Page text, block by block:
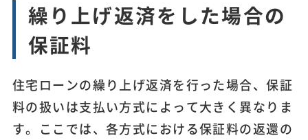
繰り上げ返済をした場合の
保証料
住宅ローンの繰り上げ返済を行った場合、保証
料の扱いは支払い方式によって大きく異なりま
す。ここでは、各方式における保証料の返還の